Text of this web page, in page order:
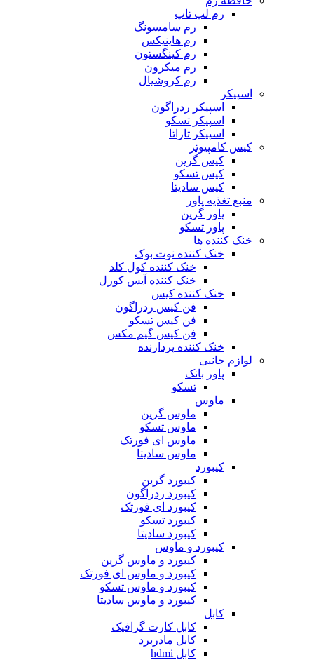
رم لپ تاپ
رم سامسونگ
رم هاینیکس
رم کینگستون
رم میکرون
رم کروشیال
اسپیکر
اسپیکر ردراگون
اسپیکر تسکو
اسپیکر تازاتا
کیس کامپیوتر
کیس گرین
کیس تسکو
کیس سادیتا
منبع تغذیه‌ پاور
پاور گرین
پاور تسکو
خنک کننده ها
خنک کننده نوت بوک
خنک کننده کول کلد
خنک کننده آیس کورل
خنک کننده کیس
فن کیس ردراگون
فن کیس تسکو
فن کیس گیم مکس
خنک کننده پردازنده
لوازم جانبی
پاور بانک
تسکو
ماوس
ماوس گرین
ماوس تسکو
ماوس ای فورتک
ماوس سادیتا
کیبورد
کیبورد گرین
کیبورد ردراگون
کیبورد ای فورتک
کیبورد تسکو
کیبورد سادیتا
کیبورد و ماوس
کیبورد و ماوس گرین
کیبورد و ماوس ای فورتک
کیبورد و ماوس تسکو
کیبورد و ماوس سادیتا
کابل
کابل کارت گرافیک
کابل مادربرد
کابل hdmi